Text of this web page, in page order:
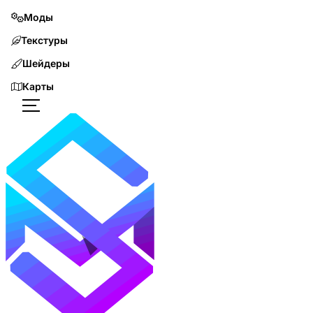
Моды
Текстуры
Шейдеры
Карты